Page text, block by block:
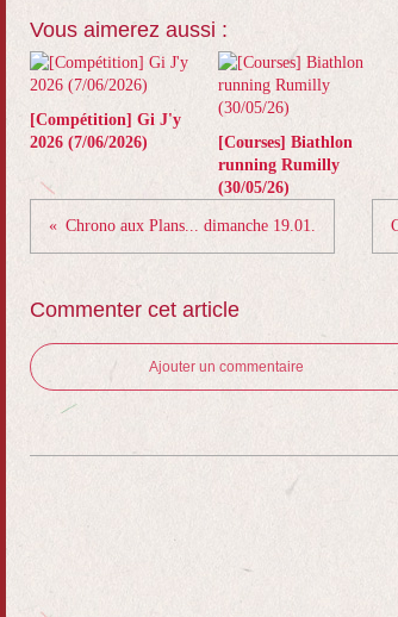
Vous aimerez aussi :
[Compétition] Gi J'y
2026 (7/06/2026)
[Courses] Biathlon
running Rumilly
(30/05/26)
Chrono aux Plans... dimanche 19.01.
Commenter cet article
Ajouter un commentaire